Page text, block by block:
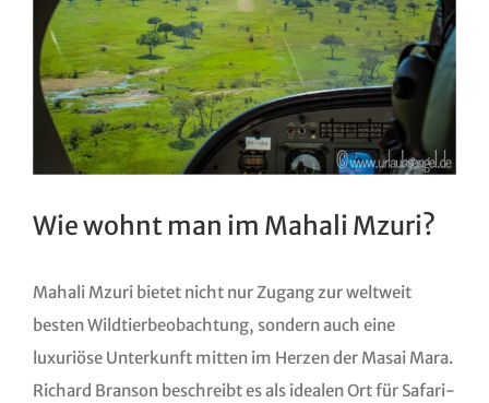
Wie wohnt man im Mahali Mzuri?
Mahali Mzuri bietet nicht nur Zugang zur weltweit
besten Wildtierbeobachtung, sondern auch eine
luxuriöse Unterkunft mitten im Herzen der Masai Mara.
Richard Branson beschreibt es als idealen Ort für Safari-